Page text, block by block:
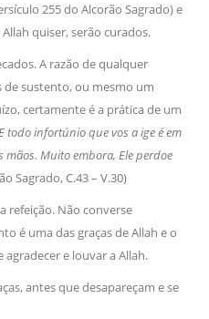
255 do Alcorão Sagrado) e
quiser, serão curados.
A razão de qualquer
sustento, ou mesmo um
certamente é a prática de um
todo infortúnio que vos a ige é em
mãos. Muito embora, Ele perdoe
Sagrado, C.43 – V.30)
refeição. Não converse
é uma das graças de Allah e o
e louvar a Allah.
antes que desapareçam e se